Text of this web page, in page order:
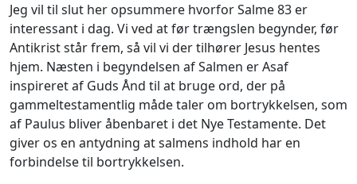
Jeg vil til slut her opsummere hvorfor Salme 83 er
interessant i dag. Vi ved at før trængslen begynder, før
Antikrist står frem, så vil vi der tilhører Jesus hentes
hjem. Næsten i begyndelsen af Salmen er Asaf
inspireret af Guds Ånd til at bruge ord, der på
gammeltestamentlig måde taler om bortrykkelsen, som
af Paulus bliver åbenbaret i det Nye Testamente. Det
giver os en antydning at salmens indhold har en
forbindelse til bortrykkelsen.